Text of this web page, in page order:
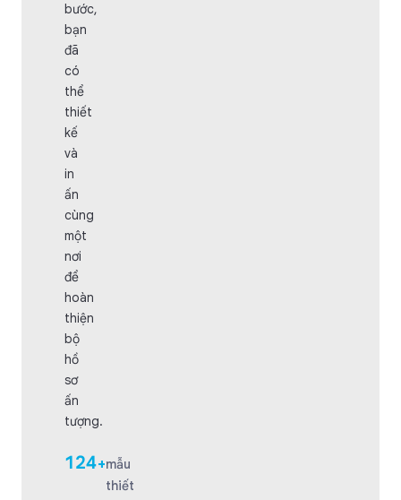
bước,
bạn
đã
có
thể
thiết
kế
và
in
ấn
cùng
một
nơi
để
hoàn
thiện
bộ
hồ
sơ
ấn
tượng.
124+mẫu
thiết